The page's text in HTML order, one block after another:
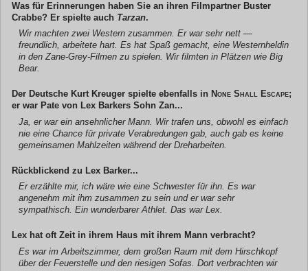
Was für Erinnerungen haben Sie an ihren Filmpartner Buster
Crabbe? Er spielte auch Tarzan.
Wir machten zwei Western zusammen. Er war sehr nett —
freundlich, arbeitete hart. Es hat Spaß gemacht, eine Westernheldin
in den Zane-Grey-Filmen zu spielen. Wir filmten in Plätzen wie Big
Bear.
Der Deutsche Kurt Kreuger spielte ebenfalls in None Shall Escape;
er war Pate von Lex Barkers Sohn Zan...
Ja, er war ein ansehnlicher Mann. Wir trafen uns, obwohl es einfach
nie eine Chance für private Verabredungen gab, auch gab es keine
gemeinsamen Mahlzeiten während der Dreharbeiten.
Rückblickend zu Lex Barker...
Er erzählte mir, ich wäre wie eine Schwester für ihn. Es war
angenehm mit ihm zusammen zu sein und er war sehr
sympathisch. Ein wunderbarer Athlet. Das war Lex.
Lex hat oft Zeit in ihrem Haus mit ihrem Mann verbracht?
Es war im Arbeitszimmer, dem großen Raum mit dem Hirschkopf
über der Feuerstelle und den riesigen Sofas. Dort verbrachten wir